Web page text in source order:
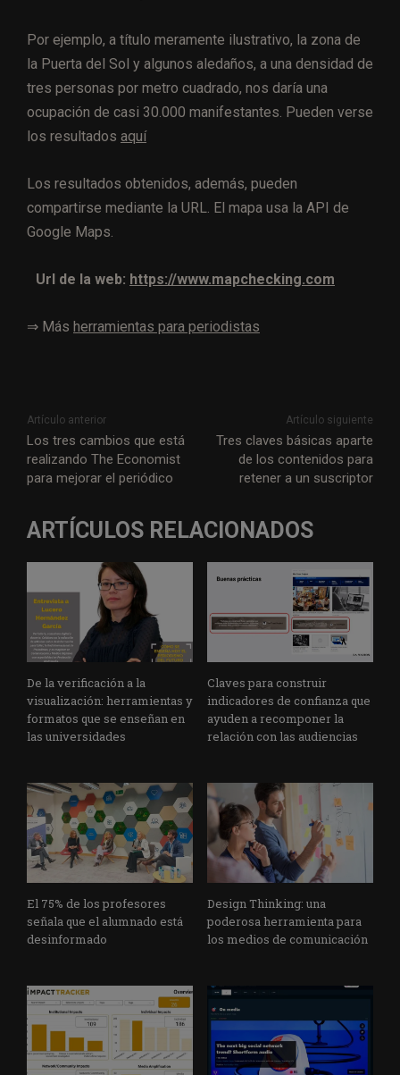
Por ejemplo, a título meramente ilustrativo, la zona de
la Puerta del Sol y algunos aledaños, a una densidad de
tres personas por metro cuadrado, nos daría una
ocupación de casi 30.000 manifestantes. Pueden verse
los resultados aquí
Los resultados obtenidos, además, pueden
compartirse mediante la URL. El mapa usa la API de
Google Maps.
Url de la web: https://www.mapchecking.com
⇒ Más herramientas para periodistas
Artículo anterior
Los tres cambios que está
realizando The Economist
para mejorar el periódico
Artículo siguiente
Tres claves básicas aparte
de los contenidos para
retener a un suscriptor
ARTÍCULOS RELACIONADOS
De la verificación a la
visualización: herramientas y
formatos que se enseñan en
las universidades
Claves para construir
indicadores de confianza que
ayuden a recomponer la
relación con las audiencias
El 75% de los profesores
señala que el alumnado está
desinformado
Design Thinking: una
poderosa herramienta para
los medios de comunicación